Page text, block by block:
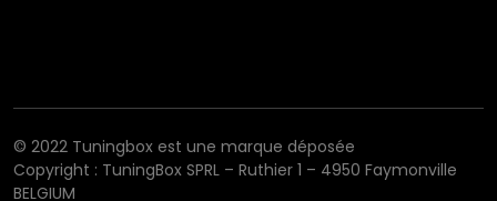
© 2022 Tuningbox est une marque déposée
Copyright : TuningBox SPRL – Ruthier 1 – 4950 Faymonville
BELGIUM